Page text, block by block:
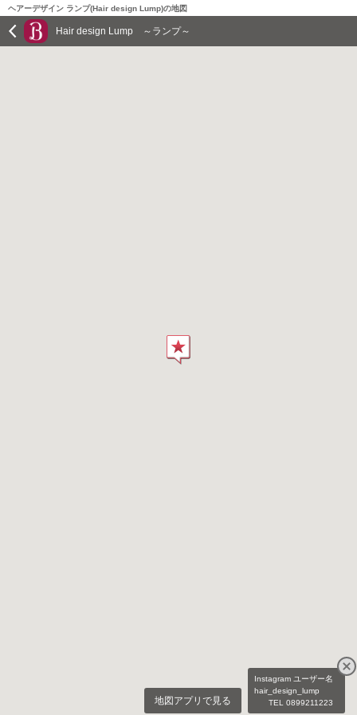
ヘアーデザイン ランプ(Hair design Lump)の地図
Hair design Lump ～ランプ～
Instagram ユーザー名
hair_design_lump
TEL 0899211223
地図アプリで見る